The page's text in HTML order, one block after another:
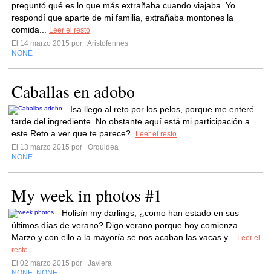
preguntó qué es lo que más extrañaba cuando viajaba. Yo
respondí que aparte de mi familia, extrañaba montones la
comida...
Leer el resto
El 14 marzo 2015 por Aristofennes
NONE
Caballas en adobo
Isa llego al reto por los pelos, porque me enteré
tarde del ingrediente. No obstante aquí está mi participación a
este Reto a ver que te parece?.
Leer el resto
El 13 marzo 2015 por
Orquidea
NONE
My week in photos #1
Holisín my darlings, ¿como han estado en sus
últimos días de verano? Digo verano porque hoy comienza
Marzo y con ello a la mayoría se nos acaban las vacas y...
Leer el
resto
El 02 marzo 2015 por
Javiera